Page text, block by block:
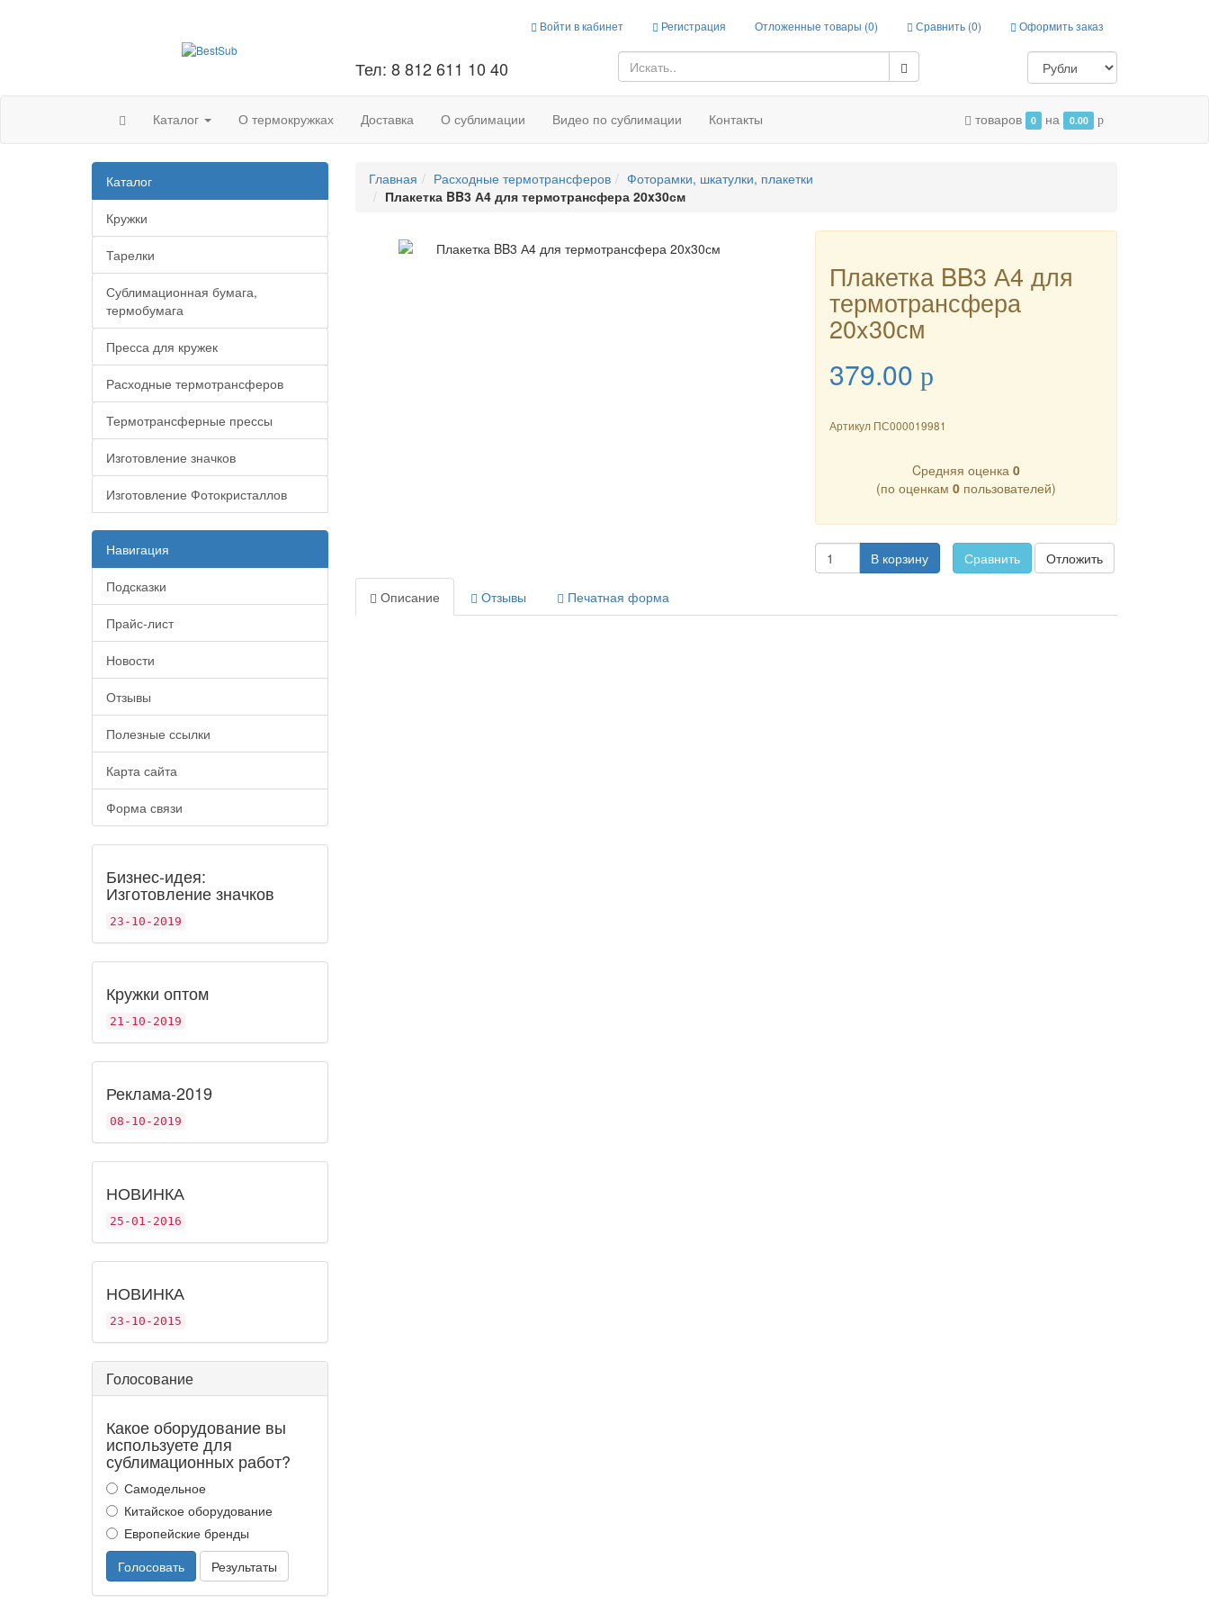
Войти в кабинет Регистрация Отложенные товары (0) Сравнить (0) Оформить заказ
Тел: 8 812 611 10 40
Каталог О термокружках Доставка О сублимации Видео по сублимации Контакты товаров 0 на 0.00 p
Каталог
Кружки
Тарелки
Сублимационная бумага,
термобумага
Пресса для кружек
Расходные термотрансферов
Термотрансферные прессы
Изготовление значков
Изготовление Фотокристаллов
Навигация
Подсказки
Прайс-лист
Новости
Отзывы
Полезные ссылки
Карта сайта
Форма связи
Бизнес-идея:
Изготовление значков
23-10-2019
Кружки оптом
21-10-2019
Реклама-2019
08-10-2019
НОВИНКА
25-01-2016
НОВИНКА
23-10-2015
Голосование
Какое оборудование вы
используете для
сублимационных работ?
Самодельное
Китайское оборудование
Европейские бренды
Голосовать
Результаты
Главная Расходные термотрансферов
Фоторамки, шкатулки, плакетки
Плакетка BB3 А4 для термотрансфера 20x30см
Плакетка BB3 А4 для
термотрансфера
20x30см
379.00 p
Артикул ПС000019981
Cредняя оценка0
(по оценкам0 пользователей)
В корзину Сравнить Отложить
Описание Отзывы Печатная форма